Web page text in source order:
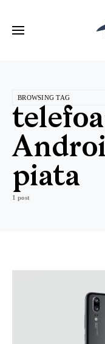
BROWSING TAG
piata
1 post